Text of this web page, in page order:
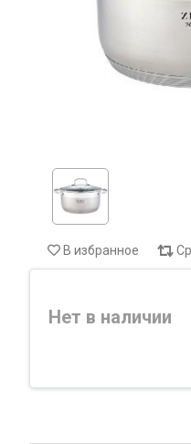
В избранное
Нет в наличии